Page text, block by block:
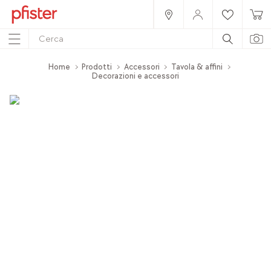
Home Prodotti Accessori
Tavola & affini
Decorazioni e accessori